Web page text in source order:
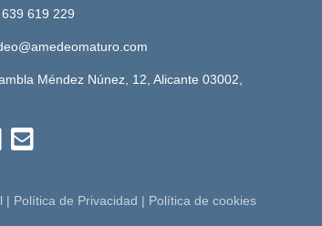
619 229
Méndez Núnez, 12, Alicante 03002,
| Política de Privacidad | Política de cookies